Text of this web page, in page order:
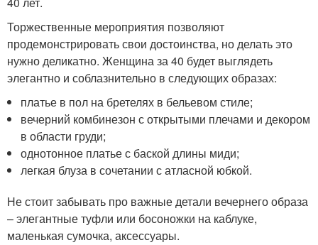
Торжественные мероприятия позволяют
продемонстрировать свои достоинства, но делать это
нужно деликатно. Женщина за 40 будет выглядеть
элегантно и соблазнительно в следующих образах:
платье в пол на бретелях в бельевом стиле;
вечерний комбинезон с открытыми плечами и декором
в области груди;
однотонное платье с баской длины миди;
легкая блуза в сочетании с атласной юбкой.
Не стоит забывать про важные детали вечернего образа
– элегантные туфли или босоножки на каблуке,
маленькая сумочка, аксессуары.